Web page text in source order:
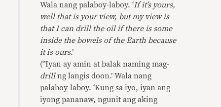
Wala nang palaboy-laboy. ‘If it’s yours,
well that is your view, but my view is
that I can drill the oil if there is some
inside the bowels of the Earth because
it is ours.’
(‘’Iyan ay amin at balak naming mag-
drillng langis doon.’ Wala nang
palaboy-laboy. ‘Kung sa iyo, iyan ang
iyong pananaw, ngunit ang aking